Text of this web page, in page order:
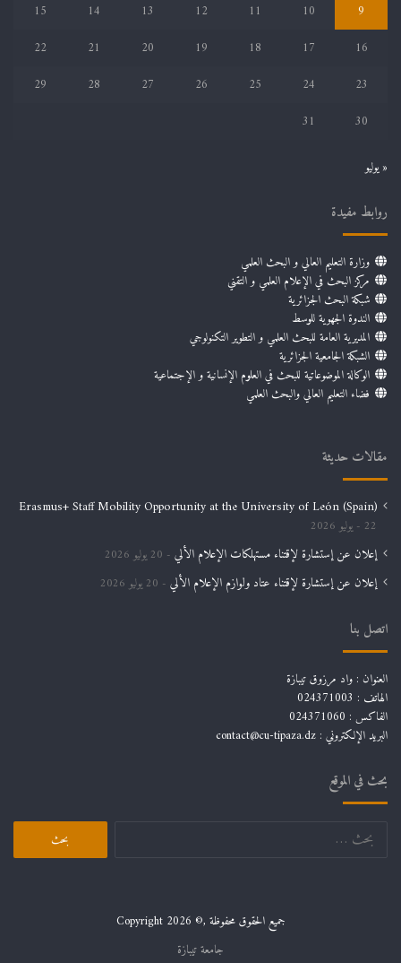
9
10
11
12
13
14
15
16
17
18
19
20
21
22
23
24
25
26
27
28
29
30
31
« يوليو
روابط مفيدة
وزارة التعليم العالي و البحث العلمي
مركز البحث في الإعلام العلمي و التقني
شبكة البحث الجزائرية
الندوة الجهوية للوسط
المديرية العامة للبحث العلمي و التطوير التكنولوجي
الشبكة الجامعية الجزائرية
الوكالة الموضوعاتية للبحث في العلوم الإنسانية و الإجتماعية
فضاء التعليم العالي والبحث العلمي
مقالات حديثة
Erasmus+ Staff Mobility Opportunity at the University of León (Spain)
22 يوليو 2026
إعلان عن إستشارة لإقتناء مستهلكات الإعلام الألي 20 يوليو 2026
إعلان عن إستشارة لإقتناء عتاد ولوازم الإعلام الألي 20 يوليو 2026
اتصل بنا
العنوان : واد مرزوق تيبازة
الهاتف : 024371003
الفاكس : 024371060
البريد الإلكتروني : contact@cu-tipaza.dz
بحث في الموقع
جميع الحقوق محفوظة ,© Copyright 2026
جامعة تيبازة